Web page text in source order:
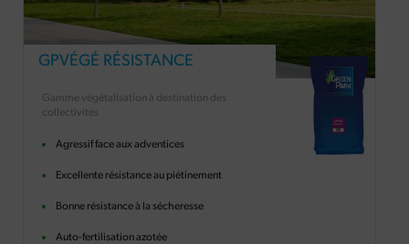
GPVÉGÉ RÉSISTANCE
Gamme végétalisation à destination des
collectivités
Agressif face aux adventices
Excellente résistance au piétinement
Bonne résistance à la sécheresse
Auto-fertilisation azotée